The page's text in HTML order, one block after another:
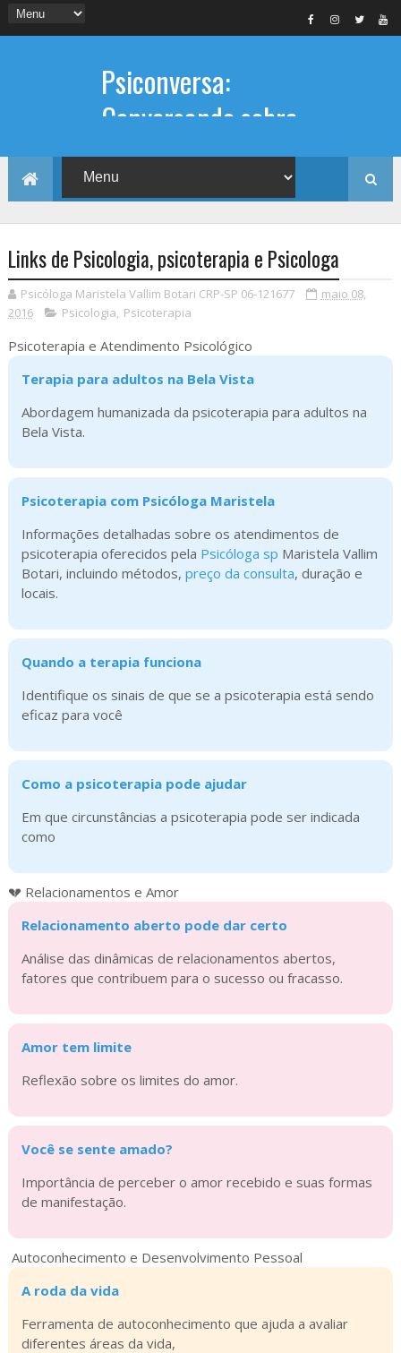
Psiconversa:
Conversando sobre
Psicologia
Informações sobre: Psicóloga,
Psicoterapia, terapia de casal, terapia
individual, Psicóloga online e presencial,
Links de Psicologia, psicoterapia e Psicologa
Psicóloga Maristela Vallim Botari CRP-SP 06-121677
maio 08,
2016
Psicologia, Psicoterapia
Psicoterapia e Atendimento Psicológico
Terapia para adultos na Bela Vista
Abordagem humanizada da psicoterapia para adultos na
Bela Vista.
Psicoterapia com Psicóloga Maristela
Informações detalhadas sobre os atendimentos de
psicoterapia oferecidos pela Psicóloga sp Maristela Vallim
Botari, incluindo métodos, preço da consulta, duração e
locais.
Quando a terapia funciona
Identifique os sinais de que se a psicoterapia está sendo
eficaz para você
Como a psicoterapia pode ajudar
Em que circunstâncias a psicoterapia pode ser indicada
como
💔 Relacionamentos e Amor
Relacionamento aberto pode dar certo
Análise das dinâmicas de relacionamentos abertos,
fatores que contribuem para o sucesso ou fracasso.
Amor tem limite
Reflexão sobre os limites do amor.
Você se sente amado?
Importância de perceber o amor recebido e suas formas
de manifestação.
Autoconhecimento e Desenvolvimento Pessoal
A roda da vida
Ferramenta de autoconhecimento que ajuda a avaliar
diferentes áreas da vida,